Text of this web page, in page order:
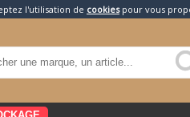
l'utilisation de cookiespour vous